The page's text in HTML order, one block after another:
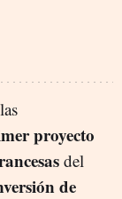
proyecto
del
de